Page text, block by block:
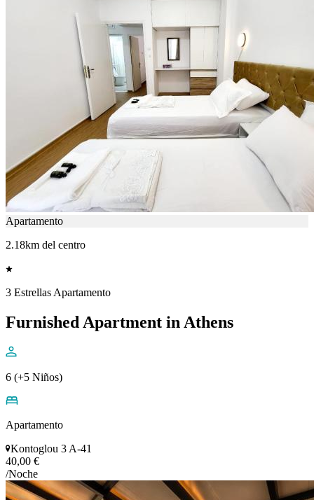
Apartamento
2.18km del centro
3 Estrellas Apartamento
Furnished Apartment in Athens
6 (+5 Niños)
Apartamento
Kontoglou 3 A-41
40,00 €
/Noche